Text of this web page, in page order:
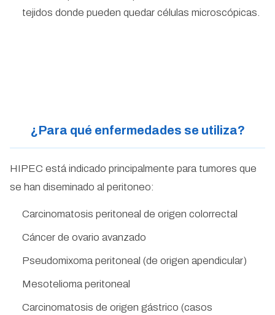
tejidos donde pueden quedar células microscópicas.
¿Para qué enfermedades se utiliza?
HIPEC está indicado principalmente para tumores que
se han diseminado al peritoneo:
Carcinomatosis peritoneal de origen colorrectal
Cáncer de ovario avanzado
Pseudomixoma peritoneal (de origen apendicular)
Mesotelioma peritoneal
Carcinomatosis de origen gástrico (casos